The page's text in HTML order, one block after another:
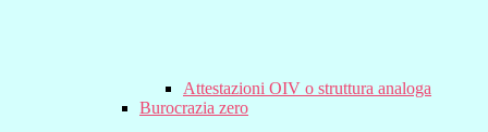
Attestazioni OIV o struttura analoga
Burocrazia zero